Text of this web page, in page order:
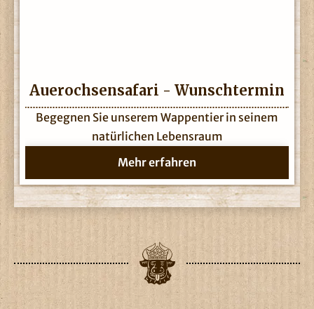
Auerochsensafari - Wunschtermin
Begegnen Sie unserem Wappentier in seinem
natürlichen Lebensraum
Mehr erfahren